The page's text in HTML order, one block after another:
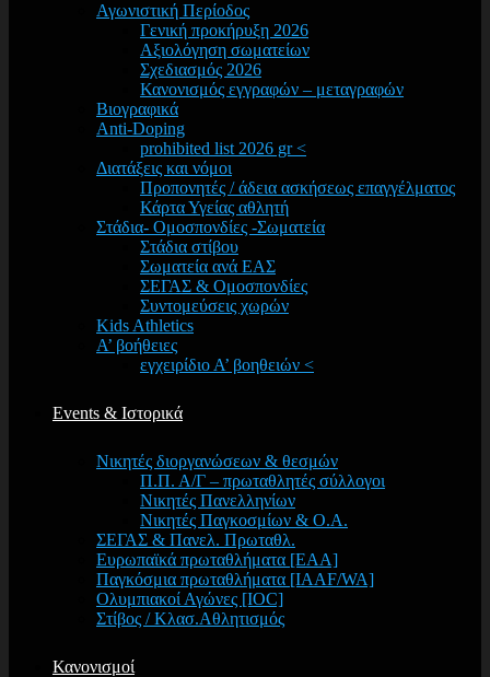
Αγωνιστική Περίοδος
Γενική προκήρυξη 2026
Αξιολόγηση σωματείων
Σχεδιασμός 2026
Κανονισμός εγγραφών – μεταγραφών
Βιογραφικά
Anti-Doping
prohibited list 2026 gr <
Διατάξεις και νόμοι
Προπονητές / άδεια ασκήσεως επαγγέλματος
Κάρτα Υγείας αθλητή
Στάδια- Ομοσπονδίες -Σωματεία
Στάδια στίβου
Σωματεία ανά ΕΑΣ
ΣΕΓΑΣ & Ομοσπονδίες
Συντομεύσεις χωρών
Kids Athletics
Α’ βοήθειες
εγχειρίδιο Α’ βοηθειών <
Events & Ιστορικά
Νικητές διοργανώσεων & θεσμών
Π.Π. Α/Γ – πρωταθλητές σύλλογοι
Νικητές Πανελληνίων
Νικητές Παγκοσμίων & Ο.Α.
ΣΕΓΑΣ & Πανελ. Πρωταθλ.
Ευρωπαϊκά πρωταθλήματα [EAA]
Παγκόσμια πρωταθλήματα [IAAF/WA]
Ολυμπιακοί Αγώνες [IOC]
Στίβος / Κλασ.Αθλητισμός
Κανονισμοί